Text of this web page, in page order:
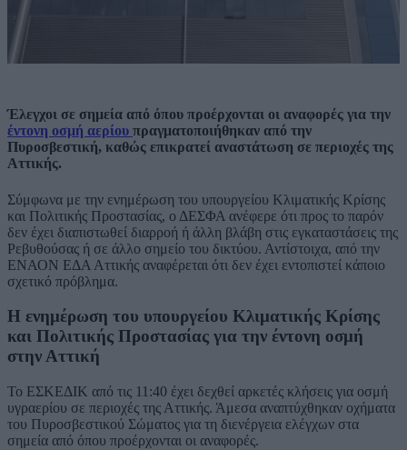
Έλεγχοι σε σημεία από όπου προέρχονται οι αναφορές για την
έντονη οσμή αερίου πραγματοποιήθηκαν από την
Πυροσβεστική, καθώς επικρατεί αναστάτωση σε περιοχές της
Αττικής.
Σύμφωνα με την ενημέρωση του υπουργείου Κλιματικής Κρίσης
και Πολιτικής Προστασίας, ο ΔΕΣΦΑ ανέφερε ότι προς το παρόν
δεν έχει διαπιστωθεί διαρροή ή άλλη βλάβη στις εγκαταστάσεις της
Ρεβυθούσας ή σε άλλο σημείο του δικτύου. Αντίστοιχα, από την
ΕΝΑΟΝ ΕΔΑ Αττικής αναφέρεται ότι δεν έχει εντοπιστεί κάποιο
σχετικό πρόβλημα.
Η ενημέρωση του υπουργείου Κλιματικής Κρίσης
και Πολιτικής Προστασίας για την έντονη οσμή
στην Αττική
Το ΕΣΚΕΔΙΚ από τις 11:40 έχει δεχθεί αρκετές κλήσεις για οσμή
υγραερίου σε περιοχές της Αττικής. Άμεσα αναπτύχθηκαν οχήματα
του Πυροσβεστικού Σώματος για τη διενέργεια ελέγχων στα
σημεία από όπου προέρχονται οι αναφορές.